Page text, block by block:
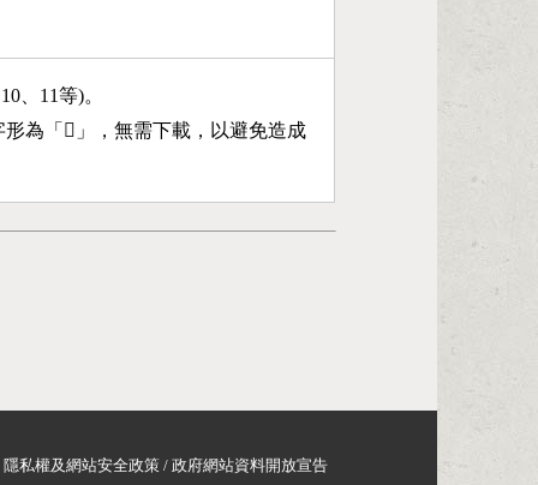
、11等)。
為「 𫅵 」，無需下載，以避免造成
隱私權及網站安全政策 /政府網站資料開放宣告